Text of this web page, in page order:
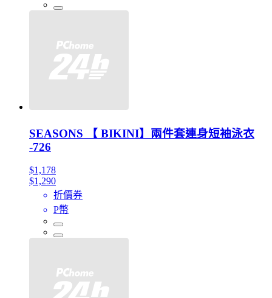
SEASONS 【 BIKINI】兩件套連身短袖泳衣
-726
$1,178
$1,290
折價券
P幣